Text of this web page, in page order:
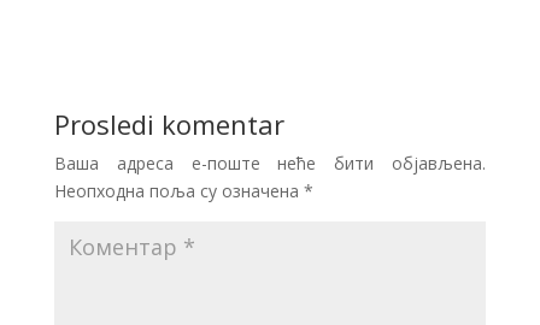
Prosledi komentar
Ваша адреса е-поште неће бити објављена.
Неопходна поља су означена *